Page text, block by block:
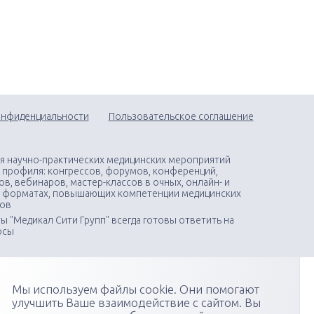
Пользовательское соглашение
научно-практических медицинских мероприятий
профиля: конгрессов, форумов, конференций,
вебинаров, мастер-классов в очных, онлайн- и
повышающих компетенции медицинских
"Медикал Сити Групп" всегда готовы ответить на
Мы используем файлы cookie. Они помогают
улучшить Ваше взаимодействие с сайтом. Вы